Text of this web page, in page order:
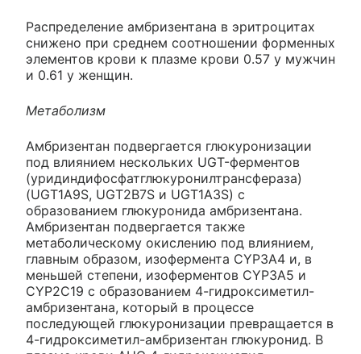
Распределение амбризентана в эритроцитах
снижено при среднем соотношении форменных
элементов крови к плазме крови 0.57 у мужчин
и 0.61 у женщин.
Метаболизм
Амбризентан подвергается глюкуронизации
под влиянием нескольких UGT-ферментов
(уридиндифосфатглюкуронилтрансфераза)
(UGT1A9S, UGT2B7S и UGT1A3S) с
образованием глюкуронида амбризентана.
Амбризентан подвергается также
метаболическому окислению под влиянием,
главным образом, изофермента CYP3A4 и, в
меньшей степени, изоферментов CYP3A5 и
CYP2C19 с образованием 4-гидроксиметил-
амбризентана, который в процессе
последующей глюкуронизации превращается в
4-гидроксиметил-амбризентан глюкуронид. В